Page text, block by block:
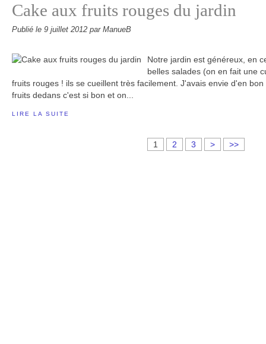
Cake aux fruits rouges du jardin
Publié le 9 juillet 2012 par ManueB
Notre jardin est généreux, en
belles salades (on en fait une
fruits rouges ! ils se cueillent très facilement. J'avais envie d'en
fruits dedans c'est si bon et on...
LIRE LA SUITE
1 2 3 > >>